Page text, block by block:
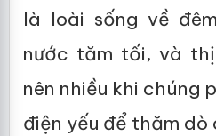
là loài sống về
nước tăm tối, và
nên nhiều khi chúng
điện yếu để thăm